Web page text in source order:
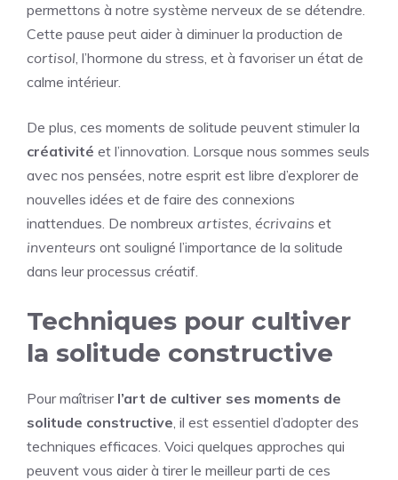
permettons à notre système nerveux de se détendre.
Cette pause peut aider à diminuer la production de
cortisol, l’hormone du stress, et à favoriser un état de
calme intérieur.
De plus, ces moments de solitude peuvent stimuler la
créativité et l’innovation. Lorsque nous sommes seuls
avec nos pensées, notre esprit est libre d’explorer de
nouvelles idées et de faire des connexions
inattendues. De nombreux artistes, écrivains et
inventeurs ont souligné l’importance de la solitude
dans leur processus créatif.
Techniques pour cultiver
la solitude constructive
Pour maîtriser l’art de cultiver ses moments de
solitude constructive, il est essentiel d’adopter des
techniques efficaces. Voici quelques approches qui
peuvent vous aider à tirer le meilleur parti de ces